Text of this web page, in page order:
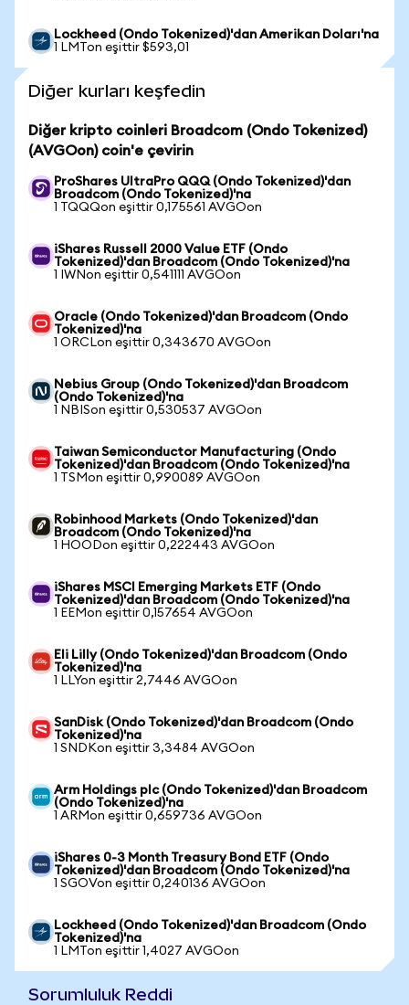
Lockheed (Ondo Tokenized)'dan Amerikan Doları'na
1 LMTon eşittir $593,01
Diğer kurları keşfedin
Diğer kripto coinleri Broadcom (Ondo Tokenized)
(AVGOon) coin'e çevirin
ProShares UltraPro QQQ (Ondo Tokenized)'dan
Broadcom (Ondo Tokenized)'na
1 TQQQon eşittir 0,175561 AVGOon
iShares Russell 2000 Value ETF (Ondo
Tokenized)'dan Broadcom (Ondo Tokenized)'na
1 IWNon eşittir 0,541111 AVGOon
Oracle (Ondo Tokenized)'dan Broadcom (Ondo
Tokenized)'na
1 ORCLon eşittir 0,343670 AVGOon
Nebius Group (Ondo Tokenized)'dan Broadcom
(Ondo Tokenized)'na
1 NBISon eşittir 0,530537 AVGOon
Taiwan Semiconductor Manufacturing (Ondo
Tokenized)'dan Broadcom (Ondo Tokenized)'na
1 TSMon eşittir 0,990089 AVGOon
Robinhood Markets (Ondo Tokenized)'dan
Broadcom (Ondo Tokenized)'na
1 HOODon eşittir 0,222443 AVGOon
iShares MSCI Emerging Markets ETF (Ondo
Tokenized)'dan Broadcom (Ondo Tokenized)'na
1 EEMon eşittir 0,157654 AVGOon
Eli Lilly (Ondo Tokenized)'dan Broadcom (Ondo
Tokenized)'na
1 LLYon eşittir 2,7446 AVGOon
SanDisk (Ondo Tokenized)'dan Broadcom (Ondo
Tokenized)'na
1 SNDKon eşittir 3,3484 AVGOon
Arm Holdings plc (Ondo Tokenized)'dan Broadcom
(Ondo Tokenized)'na
1 ARMon eşittir 0,659736 AVGOon
iShares 0-3 Month Treasury Bond ETF (Ondo
Tokenized)'dan Broadcom (Ondo Tokenized)'na
1 SGOVon eşittir 0,240136 AVGOon
Lockheed (Ondo Tokenized)'dan Broadcom (Ondo
Tokenized)'na
1 LMTon eşittir 1,4027 AVGOon
Sorumluluk Reddi